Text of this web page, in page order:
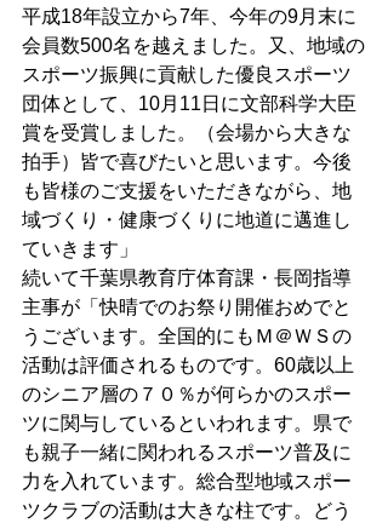
平成18年設立から7年、今年の9月末に
会員数500名を越えました。又、地域の
スポーツ振興に貢献した優良スポーツ
団体として、10月11日に文部科学大臣
賞を受賞しました。（会場から大きな
拍手）皆で喜びたいと思います。今後
も皆様のご支援をいただきながら、地
域づくり・健康づくりに地道に邁進し
ていきます」
続いて千葉県教育庁体育課・長岡指導
主事が「快晴でのお祭り開催おめでと
うございます。全国的にもＭ＠ＷＳの
活動は評価されるものです。60歳以上
のシニア層の７０％が何らかのスポー
ツに関与しているといわれます。県で
も親子一緒に関われるスポーツ普及に
力を入れています。総合型地域スポー
ツクラブの活動は大きな柱です。どう